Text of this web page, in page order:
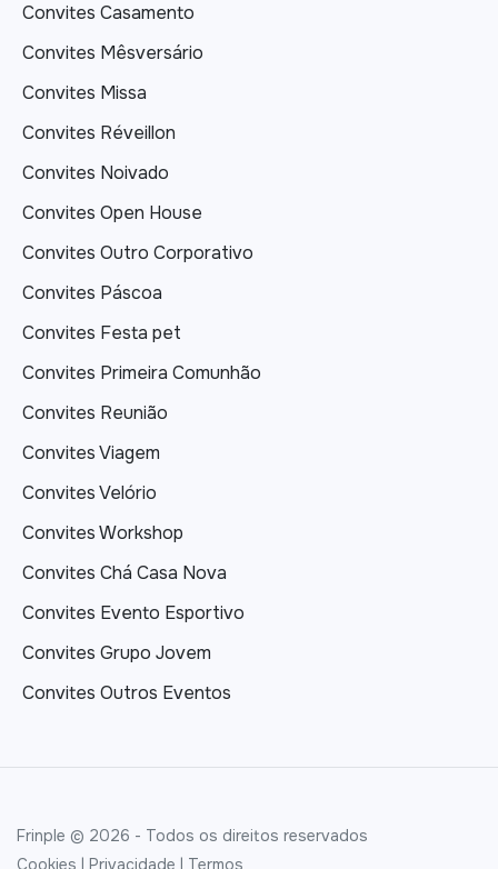
Convites Casamento
Convites Mêsversário
Convites Missa
Convites Réveillon
Convites Noivado
Convites Open House
Convites Outro Corporativo
Convites Páscoa
Convites Festa pet
Convites Primeira Comunhão
Convites Reunião
Convites Viagem
Convites Velório
Convites Workshop
Convites Chá Casa Nova
Convites Evento Esportivo
Convites Grupo Jovem
Convites Outros Eventos
Frinple © 2026 - Todos os direitos reservados
Cookies | Privacidade | Termos